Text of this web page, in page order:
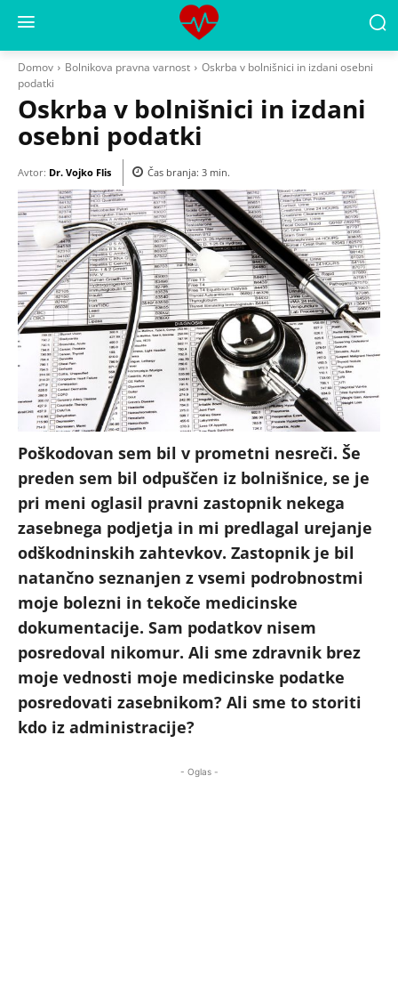
Domov Bolnikova pravna varnost
Oskrba v bolnišnici in izdani osebni
podatki
Oskrba v bolnišnici in izdani
osebni podatki
Avtor: Dr. Vojko Flis Čas branja: 3 min.
Poškodovan sem bil v prometni nesreči. Še
preden sem bil odpuščen iz bolnišnice, se je
pri meni oglasil pravni zastopnik nekega
zasebnega podjetja in mi predlagal urejanje
odškodninskih zahtevkov. Zastopnik je bil
natančno seznanjen z vsemi podrobnostmi
moje bolezni in tekoče medicinske
dokumentacije. Sam podatkov nisem
posredoval nikomur. Ali sme zdravnik brez
moje vednosti moje medicinske podatke
posredovati zasebnikom? Ali sme to storiti
kdo iz administracije?
- Oglas -